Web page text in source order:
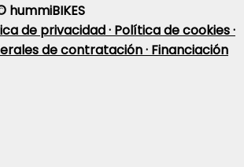
hummiBIKES
de privacidad · Política de cookies ·
de contratación · Financiación